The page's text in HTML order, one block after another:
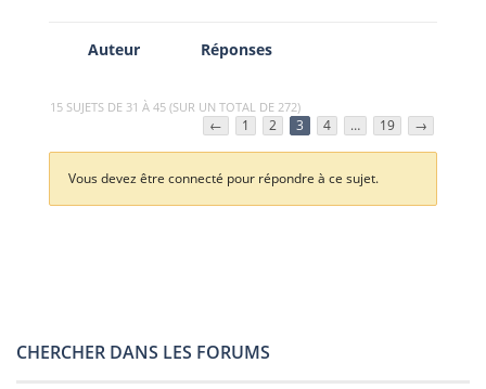
Auteur Réponses
15 SUJETS DE 31 À 45 (SUR UN TOTAL DE 272)
← 1 2 3 4 … 19 →
Vous devez être connecté pour répondre à ce sujet.
CHERCHER DANS LES FORUMS